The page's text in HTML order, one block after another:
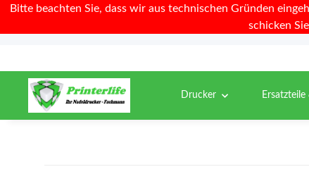
Bitte beachten Sie, dass wir aus technischen Gründen
schicken
Drucker